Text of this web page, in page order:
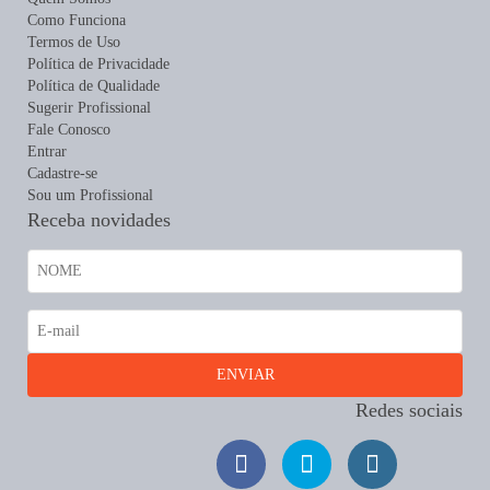
Como Funciona
Termos de Uso
Política de Privacidade
Política de Qualidade
Sugerir Profissional
Fale Conosco
Entrar
Cadastre-se
Sou um Profissional
Receba novidades
Redes sociais